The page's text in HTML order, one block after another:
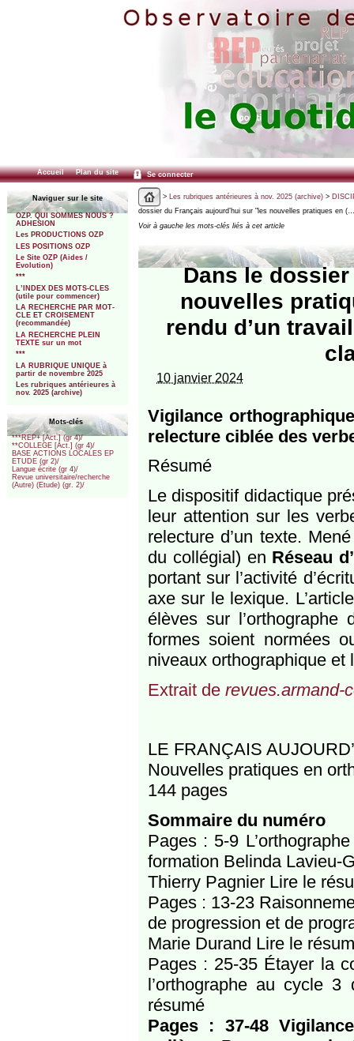
Accueil Plan du site Se connecter
Naviguer sur le site
OZP. QUI SOMMES NOUS ?
ADHESION
Les PRODUCTIONS OZP
LES POSITIONS OZP
Le Site OZP (Aides /
Evolution)
***
L’INDEX DES MOTS-CLES
(utile pour commencer)
LA RECHERCHE PAR MOT-
CLE ET CROISEMENT
(recommandée)
LA RECHERCHE PLEIN
TEXTE sur un mot
***
LA RUBRIQUE UNIQUE à
partir de novembre 2025
Les rubriques antérieures à
nov. 2025 (archive)
Mots-clés
***REP+ [Act.] (gr 4)/
**COLLEGE [Act.] (gr 4)/
BASE ACTIONS LOCALES EP
ETUDE (gr 2)/
Langue écrite (gr 4)/
Revue universitaire/recherche
(Autre) (Etude) (gr. 2)/
> Les rubriques antérieures à nov. 2025 (archive)>
dossier du Français aujourd’hui sur "les nouvelles pratiques en
Voir à gauche les mots-clés liés à cet article
Dans le
nouvelles
rendu d’un
10 janvier 2024
Vigilance
relecture ciblée des
Résumé
Le dispositif didactique
leur attention sur les
relecture d’un texte.
du collégial) en Réseau
portant sur l’activité
axe sur le lexique.
élèves sur
formes soient normées
niveaux orthographique et
Extrait de revues.armand-
LE FRANÇAIS
Nouvelles pratiques en
144 pages
Sommaire du numéro
Pages : 5-9
formation Belinda Lavieu-
Thierry Pagnier Lire le
Pages : 13-23
de progression et de
Marie Durand Lire le
Pages : 25-35 Étayer la
l’orthographe au cycle
résumé
Pages : 37-48